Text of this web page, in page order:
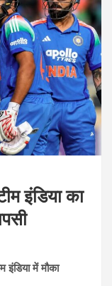
इंडिया का
इंडिया में मौका